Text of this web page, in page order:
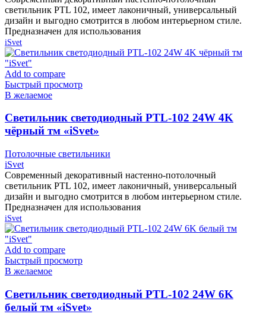
светильник PTL 102, имеет лаконичный, универсальный
дизайн и выгодно смотрится в любом интерьерном стиле.
Предназначен для использования
iSvet
Add to compare
Быстрый просмотр
В желаемое
Cветильник светодиодный PTL-102 24W 4K
чёрный тм «iSvet»
Потолочные светильники
iSvet
Современный декоративный настенно-потолочный
светильник PTL 102, имеет лаконичный, универсальный
дизайн и выгодно смотрится в любом интерьерном стиле.
Предназначен для использования
iSvet
Add to compare
Быстрый просмотр
В желаемое
Cветильник светодиодный PTL-102 24W 6K
белый тм «iSvet»